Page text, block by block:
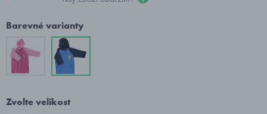
Barevné varianty
Zvolte velikost